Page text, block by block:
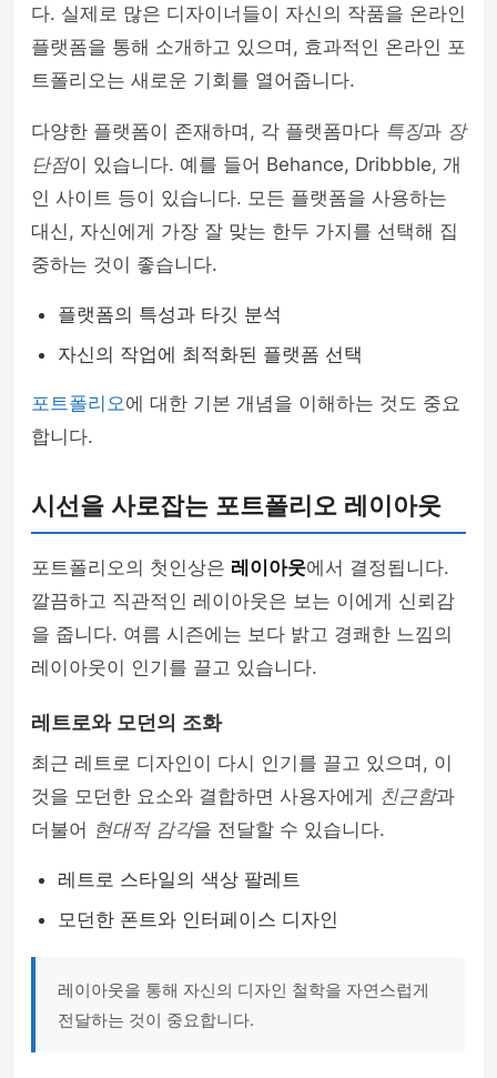
다. 실제로 많은 디자이너들이 자신의 작품을 온라인
플랫폼을 통해 소개하고 있으며, 효과적인 온라인 포
트폴리오는 새로운 기회를 열어줍니다.
다양한 플랫폼이 존재하며, 각 플랫폼마다 특징과 장
단점이 있습니다. 예를 들어 Behance, Dribbble, 개
인 사이트 등이 있습니다. 모든 플랫폼을 사용하는
대신, 자신에게 가장 잘 맞는 한두 가지를 선택해 집
중하는 것이 좋습니다.
플랫폼의 특성과 타깃 분석
자신의 작업에 최적화된 플랫폼 선택
포트폴리오에 대한 기본 개념을 이해하는 것도 중요
합니다.
시선을 사로잡는 포트폴리오 레이아웃
포트폴리오의 첫인상은 레이아웃에서 결정됩니다.
깔끔하고 직관적인 레이아웃은 보는 이에게 신뢰감
을 줍니다. 여름 시즌에는 보다 밝고 경쾌한 느낌의
레이아웃이 인기를 끌고 있습니다.
레트로와 모던의 조화
최근 레트로 디자인이 다시 인기를 끌고 있으며, 이
것을 모던한 요소와 결합하면 사용자에게 친근함과
더불어 현대적 감각을 전달할 수 있습니다.
레트로 스타일의 색상 팔레트
모던한 폰트와 인터페이스 디자인
레이아웃을 통해 자신의 디자인 철학을 자연스럽게
전달하는 것이 중요합니다.